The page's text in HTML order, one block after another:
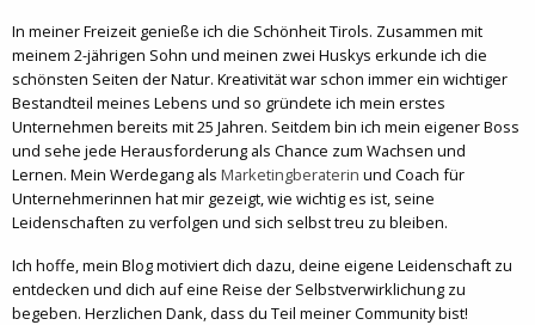
In meiner Freizeit genieße ich die Schönheit Tirols. Zusammen mit
meinem 2-jährigen Sohn und meinen zwei Huskys erkunde ich die
schönsten Seiten der Natur. Kreativität war schon immer ein wichtiger
Bestandteil meines Lebens und so gründete ich mein erstes
Unternehmen bereits mit 25 Jahren. Seitdem bin ich mein eigener Boss
und sehe jede Herausforderung als Chance zum Wachsen und
Lernen. Mein Werdegang als Marketingberaterin und Coach für
Unternehmerinnen hat mir gezeigt, wie wichtig es ist, seine
Leidenschaften zu verfolgen und sich selbst treu zu bleiben.
Ich hoffe, mein Blog motiviert dich dazu, deine eigene Leidenschaft zu
entdecken und dich auf eine Reise der Selbstverwirklichung zu
begeben. Herzlichen Dank, dass du Teil meiner Community bist!